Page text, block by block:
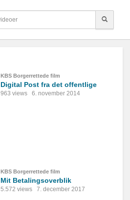
KBS Borgerrettede film
Digital Post fra det offentlige
963 views 6. november 2014
KBS Borgerrettede film
Mit Betalingsoverblik
5.572 views 7. december 2017